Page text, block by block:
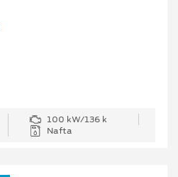
100 kW/136 k
Nafta